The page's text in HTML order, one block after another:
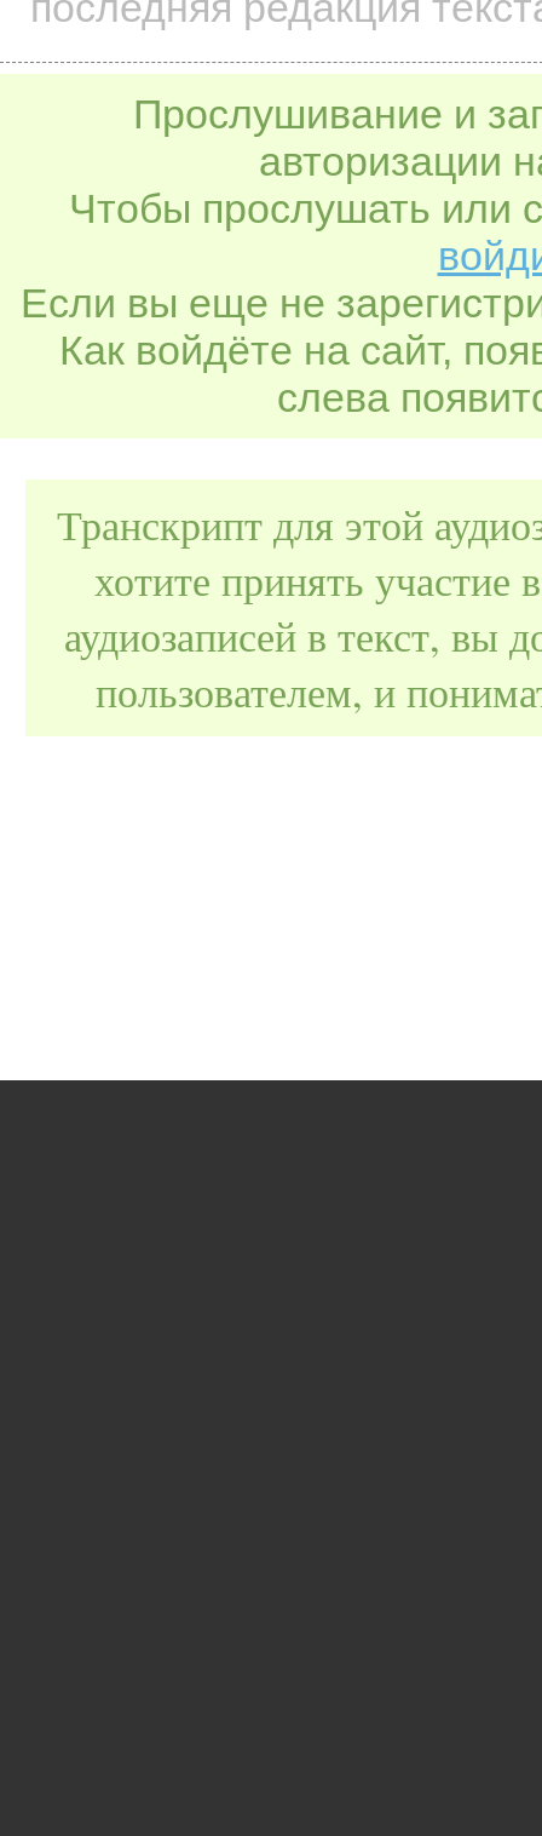
Прослушивание и
авторизации
Чтобы прослушать или
Если вы еще не
Как войдёте на сайт,
слева
Транскрипт для этой
хотите принять
аудиозаписей в текст, вы
пользователем, и